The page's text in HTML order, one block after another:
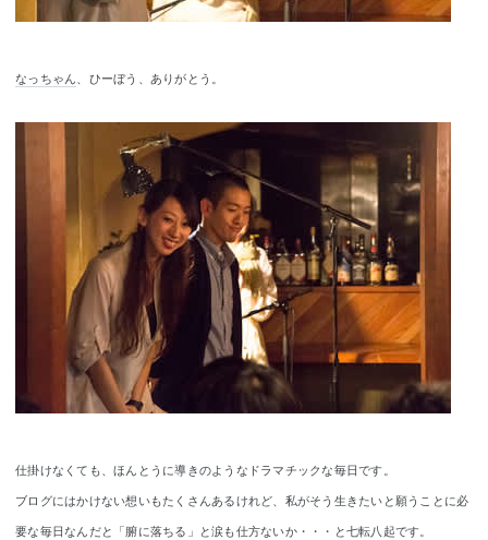
なっちゃん、ひーぼう、ありがとう。
仕掛けなくても、ほんとうに導きのようなドラマチックな毎日です。
ブログにはかけない想いもたくさんあるけれど、私がそう生きたいと願うことに必
要な毎日なんだと「腑に落ちる」と涙も仕方ないか・・・と七転八起です。